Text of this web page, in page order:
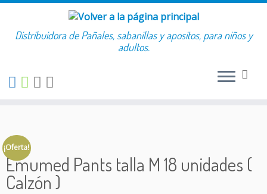
Buscar:
SaltarDistribuidora de Pañales, sabanillas y apositos, para niños y
adultos.
¡Oferta!
Emumed Pants talla M 18 unidades (
Calzón )